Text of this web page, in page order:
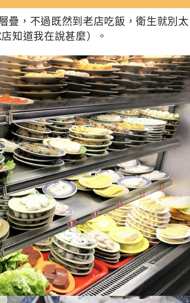
疊，不過既然到老店吃飯，衛生就別太
知道我在說甚麼）。